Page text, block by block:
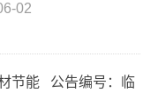
02
节能 公告编号：临